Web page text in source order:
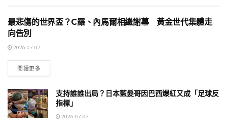
健康與運動
最悲傷的世界盃？C羅、內馬爾相繼謝幕 黃金世代集體走
向告別
2026-07-07
閱讀更多
支持誰誰出局？日本藍髮哥因巴西爆紅又成「足球反
指標」
2026-07-07